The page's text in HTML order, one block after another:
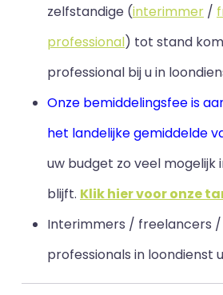
zelfstandige (interimmer /
professional) tot stand
professional bij u in
Onze bemiddelingsfee is
het landelijke gemiddelde
uw budget zo veel mogelijk
blijft. Klik hier voor onze
Interimmers / freelancers
professionals in loondienst